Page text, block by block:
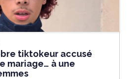
tiktokeur accusé
mariage… à une